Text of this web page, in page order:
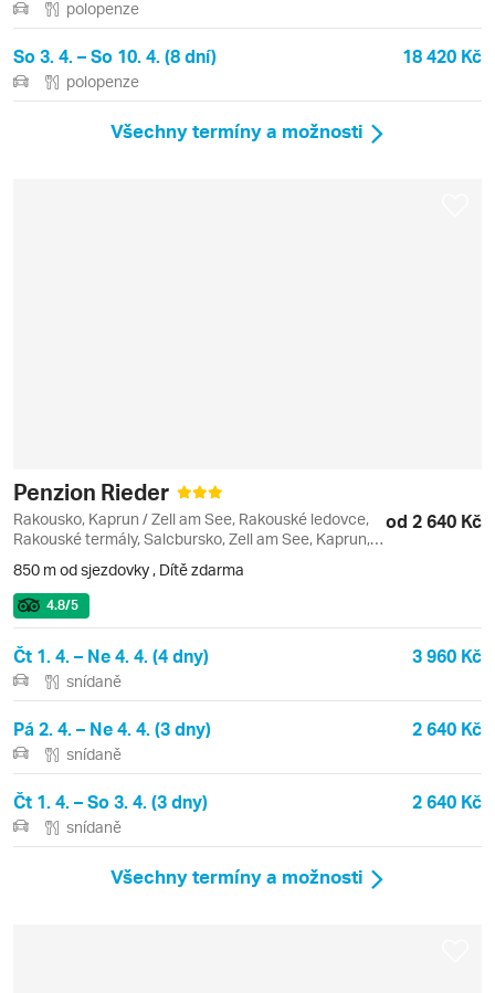
polopenze
So 3. 4. – So 10. 4. (8 dní) 18 420 Kč
polopenze
Všechny termíny a možnosti
Penzion Rieder
Rakousko, Kaprun / Zell am See, Rakouské ledovce,
Rakouské termály, Salcbursko, Zell am See, Kaprun,
od 2 640 Kč
850 m od sjezdovky , Dítě zdarma
4.8/5
Čt 1. 4. – Ne 4. 4. (4 dny) 3 960 Kč
snídaně
Pá 2. 4. – Ne 4. 4. (3 dny) 2 640 Kč
snídaně
Čt 1. 4. – So 3. 4. (3 dny) 2 640 Kč
snídaně
Všechny termíny a možnosti